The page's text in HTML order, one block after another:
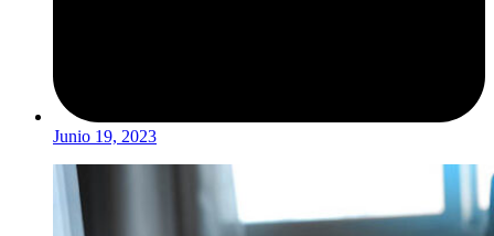
Junio 19, 2023